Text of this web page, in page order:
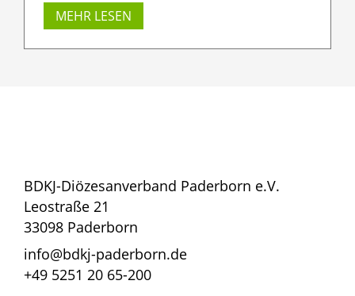
MEHR LESEN
BDKJ-Diözesanverband Paderborn e.V.
Leostraße 21
33098 Paderborn
info@bdkj-paderborn.de
+49 5251 20 65-200